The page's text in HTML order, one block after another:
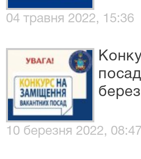
04 травня 2022, 15:36
10 березня 2022, 08:47